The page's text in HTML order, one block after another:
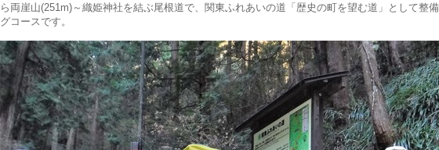
ら両崖山(251m)～織姫神社を結ぶ尾根道で、関東ふれあいの道「歴史の町を望む道」として整
グコースです。